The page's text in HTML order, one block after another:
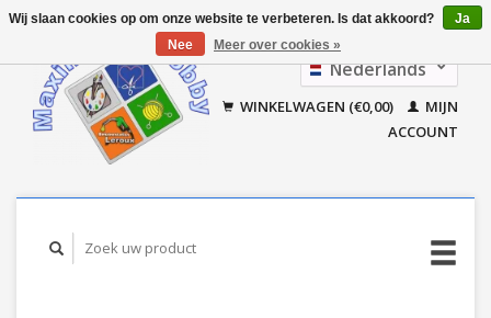
Nederlands
Français
WINKELWAGEN (€0,00)
MIJN
ACCOUNT
Wij slaan cookies op om onze website te verbeteren. Is dat akkoord?
Ja
Nee
Meer over cookies »